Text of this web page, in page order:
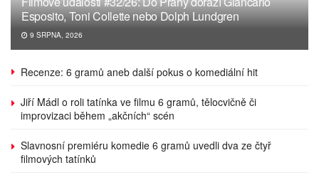
Esposito, Toni Collette nebo Dolph Lundgren
9 SRPNA, 2026
Recenze: 6 gramů aneb další pokus o komediální hit
Jiří Mádl o roli tatínka ve filmu 6 gramů, tělocvičně či
improvizaci během „akčních“ scén
Slavnosní premiéru komedie 6 gramů uvedli dva ze čtyř
filmových tatínků